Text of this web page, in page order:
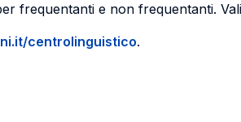
frequentanti e non frequentanti.
centrolinguistico.